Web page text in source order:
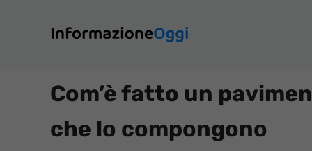
contenuto
Com’è fatto un
che lo compongono